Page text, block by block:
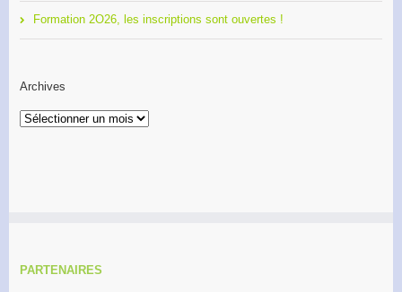
Formation 2O26, les inscriptions sont ouvertes !
Archives
Archives
PARTENAIRES